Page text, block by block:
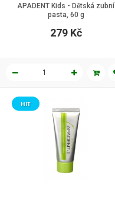
APADENT Kids - Dětská zubní
pasta, 60 g
279 Kč
HIT